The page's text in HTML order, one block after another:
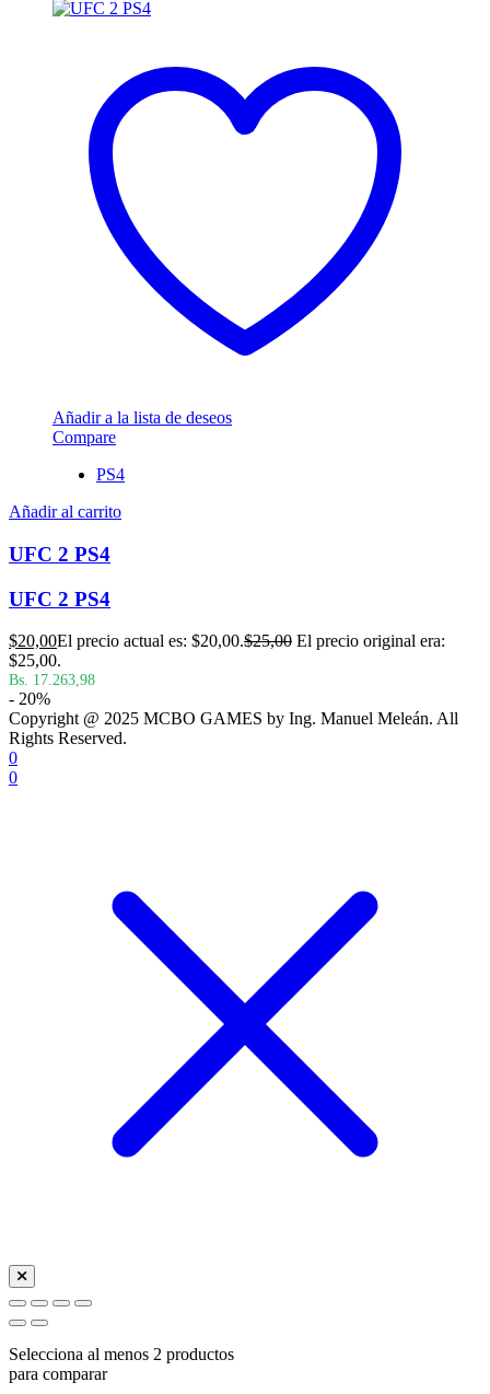
Añadir a la lista de deseos
Compare
PS4
Añadir al carrito
UFC 2 PS4
UFC 2 PS4
$20,00El precio actual es: $20,00.$25,00 El precio original era:
$25,00.
Bs. 17.263,98
- 20%
Copyright @ 2025 MCBO GAMES by Ing. Manuel Meleán. All
Rights Reserved.
0
0
Selecciona al menos 2 productos
para comparar